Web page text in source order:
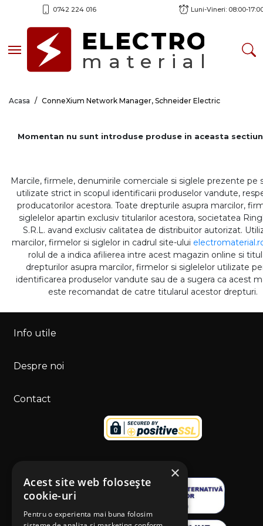
0742 224 016 Luni-Vineri: 08:00-
Toggle navigationELECTRO
material
Acasa ConneXium Network Manager, Schneider Electric
Momentan nu sunt introduse produse in aceasta
Marcile, firmele, denumirile comerciale si siglele prezente pe
utilizate strict in scopul identificarii produselor vandute,
producatorilor acestora. Toate drepturile asupra marcilor,
siglelelor apartin exclusiv titularilor acestora, societatea
S.R.L. avand exclusiv calitatea de distribuitor autorizat.
marcilor, firmelor si siglelor in cadrul site-ului
rolul de a indica afilierea intre acest magazin online si
drepturilor asupra marcilor, firmelor si siglelelor utilizate
identificarea produselor vandute sau de a sugera ca acest
este recomandat de catre titularul acestor drepturi.
Info utile
Despre noi
Contact
×
Acest site web folosește
cookie-uri
Pentru o experienta mai buna folosim